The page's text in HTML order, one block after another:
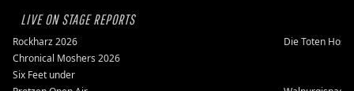
LIVE ON STAGE REPORTS
Rockharz 2026
Die Toten
Chronical Moshers 2026
Six Feet under